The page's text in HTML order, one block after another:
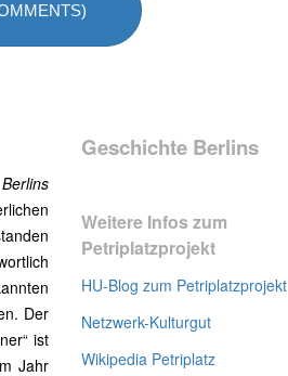
Der
ist
Jahr
Geschichte Berlins
Weitere Infos zum
Petriplatzprojekt
HU-Blog zum Petriplatzprojekt
Netzwerk-Kulturgut
Wikipedia Petriplatz